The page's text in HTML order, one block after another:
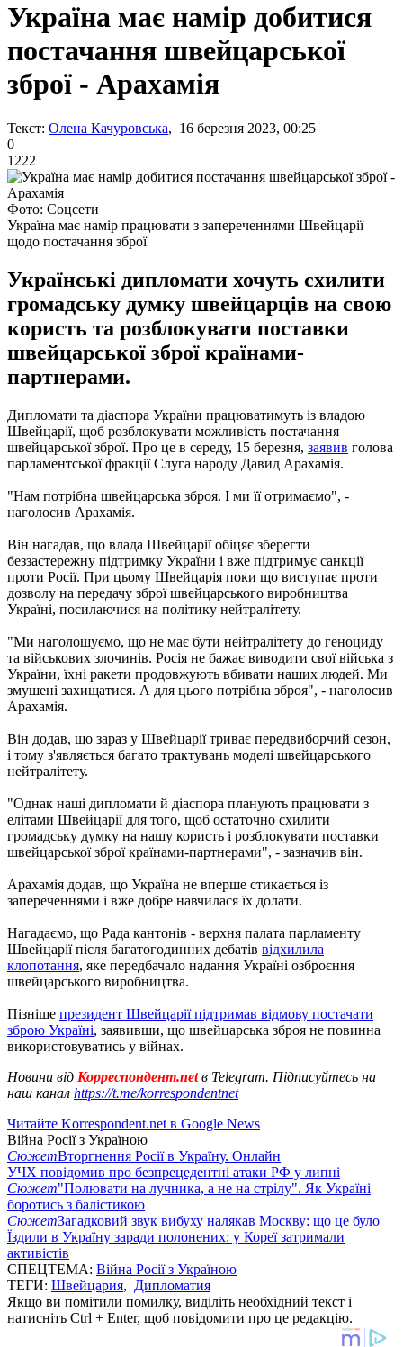
Україна має намір добитися
постачання швейцарської
зброї - Арахамія
Текст: Олена Качуровська, 16 березня 2023, 00:25
0
1222
Фото: Соцсети
Україна має намір працювати з запереченнями Швейцарії
щодо постачання зброї
Українські дипломати хочуть схилити
громадську думку швейцарців на свою
користь та розблокувати поставки
швейцарської зброї країнами-
партнерами.
Дипломати та діаспора України працюватимуть із владою
Швейцарії, щоб розблокувати можливість постачання
швейцарської зброї. Про це в середу, 15 березня, заявив голова
парламентської фракції Слуга народу Давид Арахамія.
"Нам потрібна швейцарська зброя. І ми її отримаємо", -
наголосив Арахамія.
Він нагадав, що влада Швейцарії обіцяє зберегти
беззастережну підтримку України і вже підтримує санкції
проти Росії. При цьому Швейцарія поки що виступає проти
дозволу на передачу зброї швейцарського виробництва
Україні, посилаючися на політику нейтралітету.
"Ми наголошуємо, що не має бути нейтралітету до геноциду
та військових злочинів. Росія не бажає виводити свої війська з
України, їхні ракети продовжують вбивати наших людей. Ми
змушені захищатися. А для цього потрібна зброя", - наголосив
Арахамія.
Він додав, що зараз у Швейцарії триває передвиборчий сезон,
і тому з'являється багато трактувань моделі швейцарського
нейтралітету.
"Однак наші дипломати й діаспора планують працювати з
елітами Швейцарії для того, щоб остаточно схилити
громадську думку на нашу користь і розблокувати поставки
швейцарської зброї країнами-партнерами", - зазначив він.
Арахамія додав, що Україна не вперше стикається із
запереченнями і вже добре навчилася їх долати.
Нагадаємо, що Рада кантонів - верхня палата парламенту
Швейцарії після багатогодинних дебатів відхилила
клопотання, яке передбачало надання Україні озброєння
швейцарського виробництва.
Пізніше президент Швейцарії підтримав відмову постачати
зброю Україні, заявивши, що швейцарська зброя не повинна
використовуватись у війнах.
Новини від Корреспондент.netв Telegram. Підписуйтесь на
наш канал https://t.me/korrespondentnet
Читайте Korrespondent.net в Google News
Війна Росії з Україною
СюжетВторгнення Росії в Україну. Онлайн
УЧХ повідомив про безпрецедентні атаки РФ у липні
Сюжет"Полювати на лучника, а не на стрілу". Як Україні
боротись з балістикою
СюжетЗагадковий звук вибуху налякав Москву: що це було
Їздили в Україну заради полонених: у Кореї затримали
активістів
СПЕЦТЕМА: Війна Росії з Україною
ТЕГИ: Швейцария, Дипломатия
Якщо ви помітили помилку, виділіть необхідний текст і
натисніть Ctrl + Enter, щоб повідомити про це редакцію.